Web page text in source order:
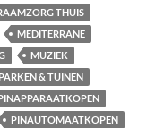
THUIS
MEDITERRANE
MUZIEK
PARKEN & TUINEN
PINAUTOMAATKOPEN